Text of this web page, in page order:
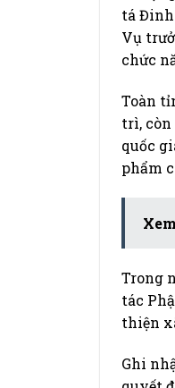
tá Đinh
Vụ
chức
Toàn
trì, còn
quốc
phẩm
Trong
tác
thiện
Ghi